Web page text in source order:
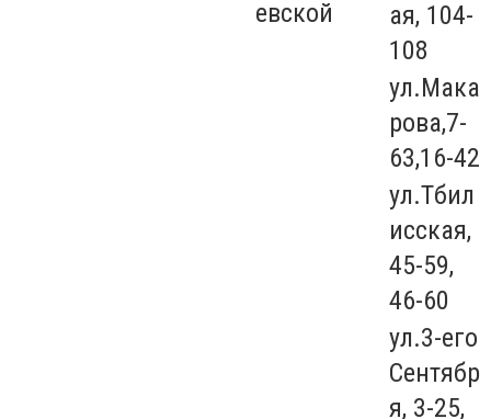
евской
ая, 104-
108
ул.Мака
рова,7-
63,16-42
ул.Тбил
исская,
45-59,
46-60
ул.3-его
Сентябр
я, 3-25,